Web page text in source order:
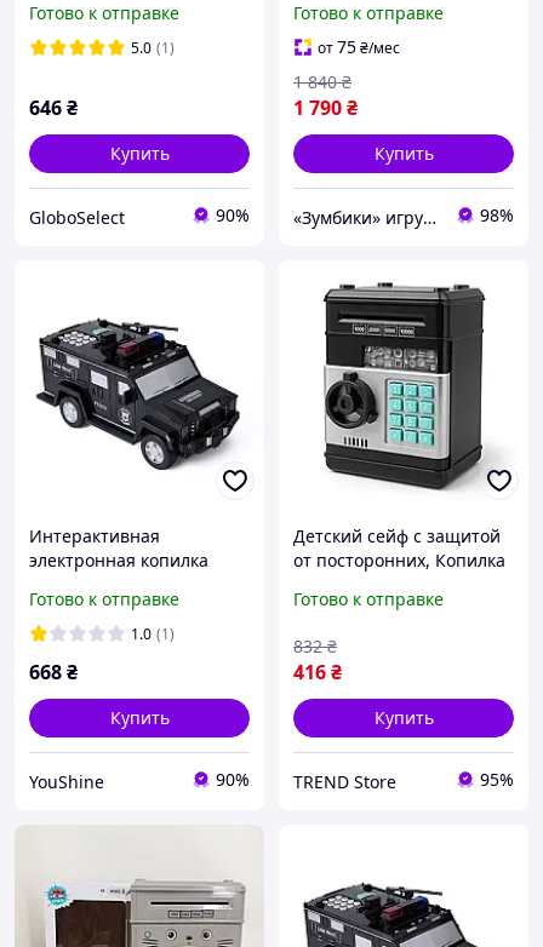
замком GS227
Готово к отправке
5.0 (1)
646₴
Купить
GloboSelect 90%
Распознаванием Лица
Готово к отправке
от75₴/мес
1 790₴
1 840 ₴
Купить
«Зумбики» игрушки для детей 98%
Интерактивная
электронная копилка
замком YU227
Готово к отправке
1.0 (1)
668₴
Купить
YouShine 90%
Детский сейф с защитой
от посторонних, Копилка
Кодовые копилки детские
Готово к отправке
416₴
832 ₴
Купить
TREND Store 95%